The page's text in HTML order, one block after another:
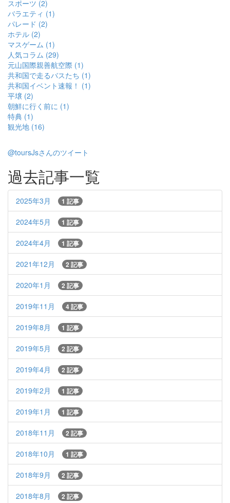
スポーツ (2)
バラエティ (1)
パレード (2)
ホテル (2)
マスゲーム (1)
人気コラム (29)
元山国際親善航空際 (1)
共和国で走るバスたち (1)
共和国イベント速報！ (1)
平壌 (2)
朝鮮に行く前に (1)
特典 (1)
観光地 (16)
@toursJsさんのツイート
過去記事一覧
2025年3月 1 記事
2024年5月 1 記事
2024年4月 1 記事
2021年12月 2 記事
2020年1月 2 記事
2019年11月 4 記事
2019年8月 1 記事
2019年5月 2 記事
2019年4月 2 記事
2019年2月 1 記事
2019年1月 1 記事
2018年11月 2 記事
2018年10月 1 記事
2018年9月 2 記事
2018年8月 2 記事